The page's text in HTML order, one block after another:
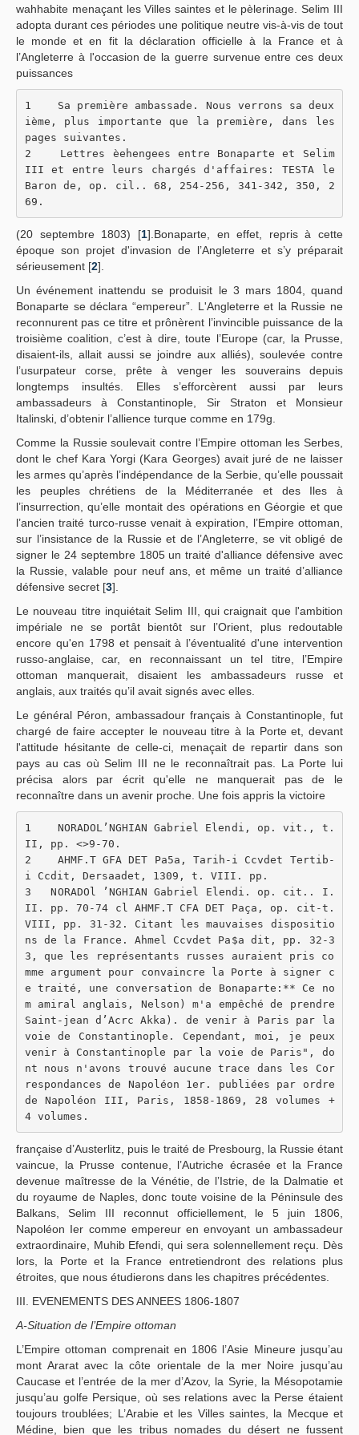
wahhabite menaçant les Villes saintes et le pèlerinage. Selim III
adopta durant ces périodes une politique neutre vis-à-vis de tout
le monde et en fit la déclaration officielle à la France et à
l’Angleterre à l'occasion de la guerre survenue entre ces deux
puissances
1    Sa première ambassade. Nous verrons sa deux
ième, plus importante que la première, dans les
pages suivantes.
2    Lettres èehengees entre Bonaparte et Selim
III et entre leurs chargés d'affaires: TESTA le
Baron de, op. cil.. 68, 254-256, 341-342, 350, 2
69.
(20 septembre 1803) [1].Bonaparte, en effet, repris à cette
époque son projet d'invasion de l’Angleterre et s’y préparait
sérieusement [2].
Un événement inattendu se produisit le 3 mars 1804, quand
Bonaparte se déclara “empereur”. L'Angleterre et la Russie ne
reconnurent pas ce titre et prônèrent l’invincible puissance de la
troisième coalition, c’est à dire, toute l’Europe (car, la Prusse,
disaient-ils, allait aussi se joindre aux alliés), soulevée contre
l’usurpateur corse, prête à venger les souverains depuis
longtemps insultés. Elles s’efforcèrent aussi par leurs
ambassadeurs à Constantinople, Sir Straton et Monsieur
Italinski, d’obtenir l’allience turque comme en 179g.
Comme la Russie soulevait contre l’Empire ottoman les Serbes,
dont le chef Kara Yorgi (Kara Georges) avait juré de ne laisser
les armes qu’après l’indépendance de la Serbie, qu’elle poussait
les peuples chrétiens de la Méditerranée et des Iles à
l’insurrection, qu’elle montait des opérations en Géorgie et que
l’ancien traité turco-russe venait à expiration, l’Empire ottoman,
sur l’insistance de la Russie et de l’Angleterre, se vit obligé de
signer le 24 septembre 1805 un traité d'alliance défensive avec
la Russie, valable pour neuf ans, et même un traité d’alliance
défensive secret [3].
Le nouveau titre inquiétait Selim III, qui craignait que l'ambition
impériale ne se portât bientôt sur l’Orient, plus redoutable
encore qu'en 1798 et pensait à l’éventualité d'une intervention
russo-anglaise, car, en reconnaissant un tel titre, l’Empire
ottoman manquerait, disaient les ambassadeurs russe et
anglais, aux traités qu’il avait signés avec elles.
Le général Péron, ambassadour français à Constantinople, fut
chargé de faire accepter le nouveau titre à la Porte et, devant
l'attitude hésitante de celle-ci, menaçait de repartir dans son
pays au cas où Selim III ne le reconnaîtrait pas. La Porte lui
précisa alors par écrit qu'elle ne manquerait pas de le
reconnaître dans un avenir proche. Une fois appris la victoire
1    NORADOL’NGHIAN Gabriel Elendi, op. vit., t.
II, pp. <>9-70.
2    AHMF.T GFA DET Pa5a, Tarih-i Ccvdet Tertib-
i Ccdit, Dersaadet, 1309, t. VIII. pp.
3   NORADOl ’NGHIAN Gabriel Elendi. op. cit.. I.
II. pp. 70-74 cl AHMF.T CFA DET Paça, op. cit-t.
VIII, pp. 31-32. Citant les mauvaises dispositio
ns de la France. Ahmel Ccvdet Pa$a dit, pp. 32-3
3, que les représentants russes auraient pris co
mme argument pour convaincre la Porte à signer c
e traité, une conversation de Bonaparte:** Ce no
m amiral anglais, Nelson) m'a empêché de prendre
Saint-jean d’Acrc Akka). de venir à Paris par la
voie de Constantinople. Cependant, moi, je peux
venir à Constantinople par la voie de Paris", do
nt nous n'avons trouvé aucune trace dans les Cor
respondances de Napoléon 1er. publiées par ordre
de Napoléon III, Paris, 1858-1869, 28 volumes +
4 volumes.
française d’Austerlitz, puis le traité de Presbourg, la Russie étant
vaincue, la Prusse contenue, l’Autriche écrasée et la France
devenue maîtresse de la Vénétie, de l’Istrie, de la Dalmatie et
du royaume de Naples, donc toute voisine de la Péninsule des
Balkans, Selim III reconnut officiellement, le 5 juin 1806,
Napoléon Ier comme empereur en envoyant un ambassadeur
extraordinaire, Muhib Efendi, qui sera solennellement reçu. Dès
lors, la Porte et la France entretiendront des relations plus
étroites, que nous étudierons dans les chapitres précédentes.
III. EVENEMENTS DES ANNEES 1806-1807
A-Situation de l’Empire ottoman
L’Empire ottoman comprenait en 1806 l’Asie Mineure jusqu’au
mont Ararat avec la côte orientale de la mer Noire jusqu’au
Caucase et l’entrée de la mer d’Azov, la Syrie, la Mésopotamie
jusqu’au golfe Persique, où ses relations avec la Perse étaient
toujours troublées; L’Arabie et les Villes saintes, la Mecque et
Médine, bien que les tribus nomades du désert ne fussent